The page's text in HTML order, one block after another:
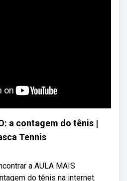
a contagem do tênis |
Tennis
a AULA MAIS
do tênis na internet.